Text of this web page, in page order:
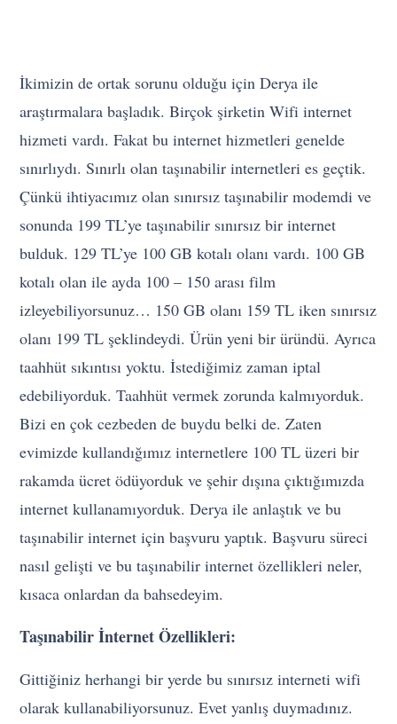
İkimizin de ortak sorunu olduğu için Derya ile
araştırmalara başladık. Birçok şirketin Wifi internet
hizmeti vardı. Fakat bu internet hizmetleri genelde
sınırlıydı. Sınırlı olan taşınabilir internetleri es geçtik.
Çünkü ihtiyacımız olan sınırsız taşınabilir modemdi ve
sonunda 199 TL’ye taşınabilir sınırsız bir internet
bulduk. 129 TL’ye 100 GB kotalı olanı vardı. 100 GB
kotalı olan ile ayda 100 – 150 arası film
izleyebiliyorsunuz… 150 GB olanı 159 TL iken sınırsız
olanı 199 TL şeklindeydi. Ürün yeni bir üründü. Ayrıca
taahhüt sıkıntısı yoktu. İstediğimiz zaman iptal
edebiliyorduk. Taahhüt vermek zorunda kalmıyorduk.
Bizi en çok cezbeden de buydu belki de. Zaten
evimizde kullandığımız internetlere 100 TL üzeri bir
rakamda ücret ödüyorduk ve şehir dışına çıktığımızda
internet kullanamıyorduk. Derya ile anlaştık ve bu
taşınabilir internet için başvuru yaptık. Başvuru süreci
nasıl gelişti ve bu taşınabilir internet özellikleri neler,
kısaca onlardan da bahsedeyim.
Taşınabilir İnternet Özellikleri:
Gittiğiniz herhangi bir yerde bu sınırsız interneti wifi
olarak kullanabiliyorsunuz. Evet yanlış duymadınız.